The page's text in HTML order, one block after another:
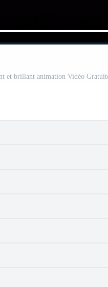
et brillant animation Vidéo